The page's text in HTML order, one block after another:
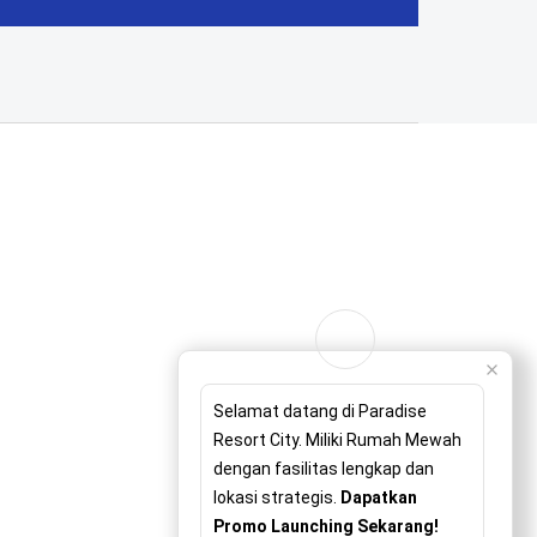
Selamat datang di Paradise
Resort City. Miliki Rumah Mewah
dengan fasilitas lengkap dan
lokasi strategis.
Dapatkan
Promo Launching Sekarang!